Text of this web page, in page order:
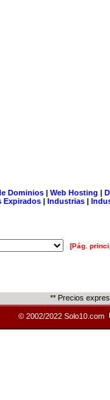
Dominios| Web Hosting |
Expirados | Industrias |
[Pág.
** Precios
© 2002/2022 Solo10.com